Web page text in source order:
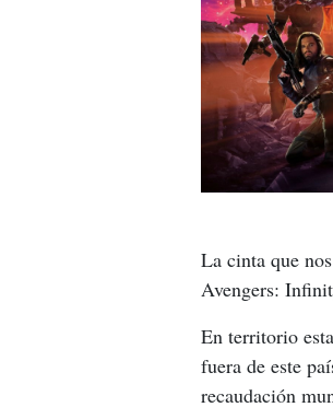
La cinta que
Avengers:
En territorio
fuera de este
recaudación